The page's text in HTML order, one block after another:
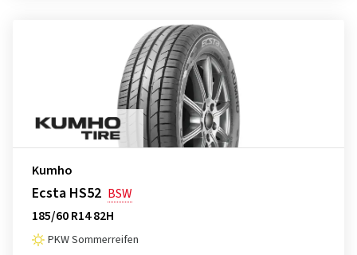
Kumho
Ecsta HS52 BSW
185/60 R14 82H
PKW Sommerreifen